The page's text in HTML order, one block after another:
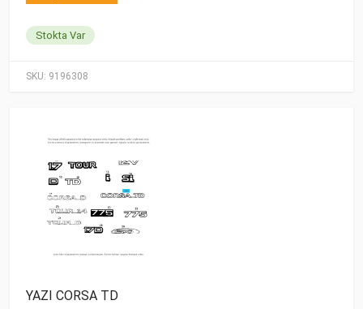
SKU: 9196308
Stokta Var
YAZI CORSA TD